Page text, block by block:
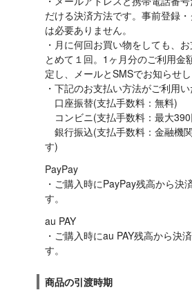
だける決済方法です。事前登録
は必要ありません。
・月に何回お買い物をしても、
とめて１回。1ヶ月分のご利用金
定し、メールとSMSでお知らせし
・下記のお支払い方法がご利用い
口座振替(支払手数料：無料)
コンビニ(支払手数料：最大
銀行振込(支払手数料：金融機
す)
PayPay
・ご購入時にPayPay残高から決
す。
au PAY
・ご購入時にau PAY残高から決
す。
商品の引渡時期